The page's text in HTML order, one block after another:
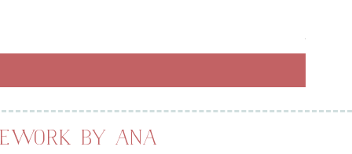
26,00
2
,
0
by Ana